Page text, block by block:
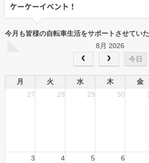
ケーケーイベント！
今月も皆様の自転車生活をサポートさせてい
8月 2026
今日
月 火 水 木 金
27
28 29 30
3 4 5 6